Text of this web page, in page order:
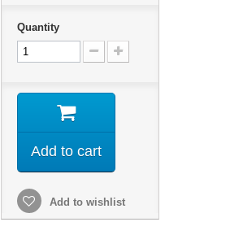
Quantity
Add to cart
Add to wishlist